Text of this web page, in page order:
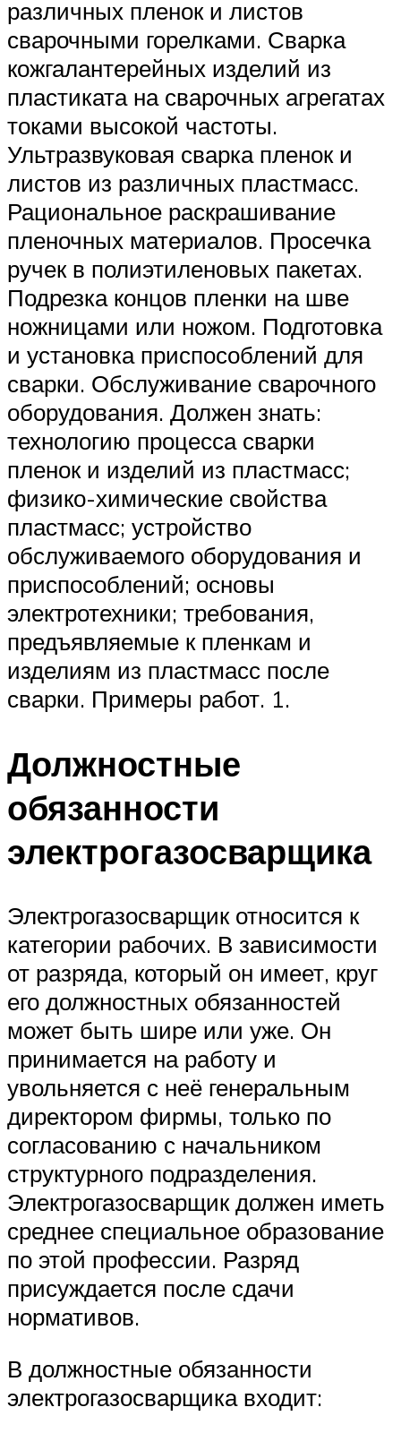
различных пленок и листов
сварочными горелками. Сварка
кожгалантерейных изделий из
пластиката на сварочных агрегатах
токами высокой частоты.
Ультразвуковая сварка пленок и
листов из различных пластмасс.
Рациональное раскрашивание
пленочных материалов. Просечка
ручек в полиэтиленовых пакетах.
Подрезка концов пленки на шве
ножницами или ножом. Подготовка
и установка приспособлений для
сварки. Обслуживание сварочного
оборудования. Должен знать:
технологию процесса сварки
пленок и изделий из пластмасс;
физико-химические свойства
пластмасс; устройство
обслуживаемого оборудования и
приспособлений; основы
электротехники; требования,
предъявляемые к пленкам и
изделиям из пластмасс после
сварки. Примеры работ. 1.
Должностные
обязанности
электрогазосварщика
Электрогазосварщик относится к
категории рабочих. В зависимости
от разряда, который он имеет, круг
его должностных обязанностей
может быть шире или уже. Он
принимается на работу и
увольняется с неё генеральным
директором фирмы, только по
согласованию с начальником
структурного подразделения.
Электрогазосварщик должен иметь
среднее специальное образование
по этой профессии. Разряд
присуждается после сдачи
нормативов.
В должностные обязанности
электрогазосварщика входит: